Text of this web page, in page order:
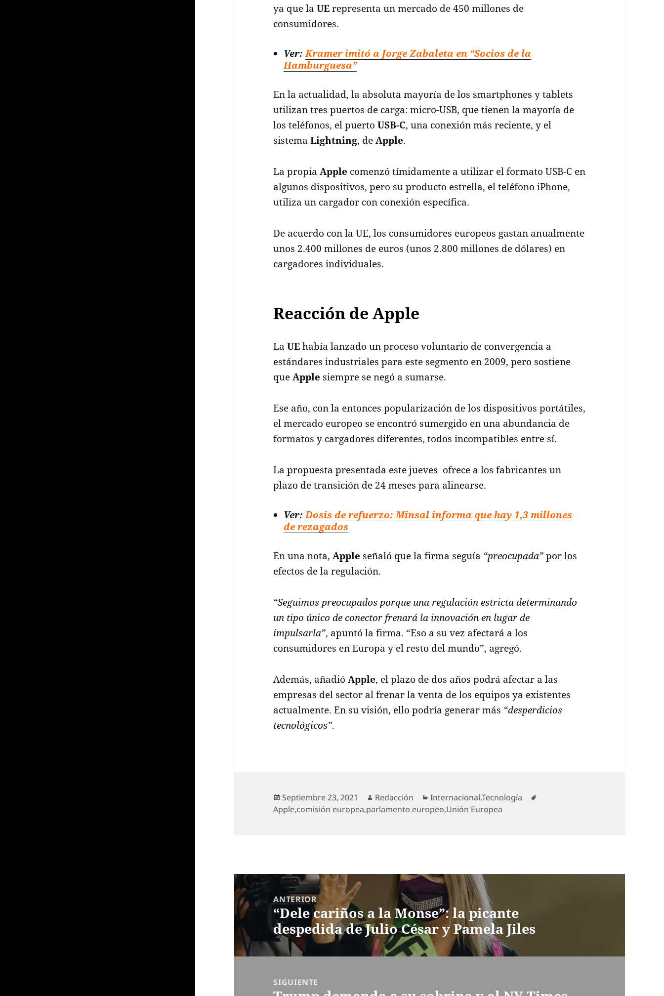
ya que laUErepresenta un mercado de 450 millones de
consumidores.
Ver: Kramer imitó a Jorge Zabaleta en “Socios de la
Hamburguesa”
En la actualidad, la absoluta mayoría de los smartphones y tablets
utilizan tres puertos de carga: micro-USB, que tienen la mayoría de
los teléfonos, el puertoUSB-C, una conexión más reciente, y el
sistemaLightning, deApple.
La propiaApple comenzó tímidamente a utilizar el formato USB-C en
algunos dispositivos, pero su producto estrella, el teléfono iPhone,
utiliza un cargador con conexión específica.
De acuerdo con la UE, los consumidores europeos gastan anualmente
unos 2.400 millones de euros (unos 2.800 millones de dólares) en
cargadores individuales.
Reacción de Apple
LaUEhabía lanzado un proceso voluntario de convergencia a
estándares industriales para este segmento en 2009, pero sostiene
queApple siempre se negó a sumarse.
Ese año, con la entonces popularización de los dispositivos portátiles,
el mercado europeo se encontró sumergido en una abundancia de
formatos y cargadores diferentes, todos incompatibles entre sí.
La propuesta presentada este jueves ofrece a los fabricantes un
plazo de transición de 24 meses para alinearse.
Ver: Dosis de refuerzo: Minsal informa que hay 1,3 millones
de rezagados
En una nota,Apple señaló que la firma seguía “preocupada”por los
efectos de la regulación.
“Seguimos preocupados porque una regulación estricta determinando
un tipo único de conector frenará la innovación en lugar de
impulsarla”, apuntó la firma. “Eso a su vez afectará a los
consumidores en Europa y el resto del mundo”, agregó.
Además, añadióApple, el plazo de dos años podrá afectar a las
empresas del sector al frenar la venta de los equipos ya existentes
actualmente. En su visión, ello podría generar más “desperdicios
tecnológicos”.
Publicado
el
Septiembre 23, 2021 Autor
Redacción Categorías
Internacional,Tecnología
Apple,comisión europea,parlamento europeo,Unión Europea
Navegación
de
entradas
ANTERIOR
Entrada
anterior:
“Dele cariños a la Monse”: la picante
despedida de Julio César y Pamela Jiles
SIGUIENTE